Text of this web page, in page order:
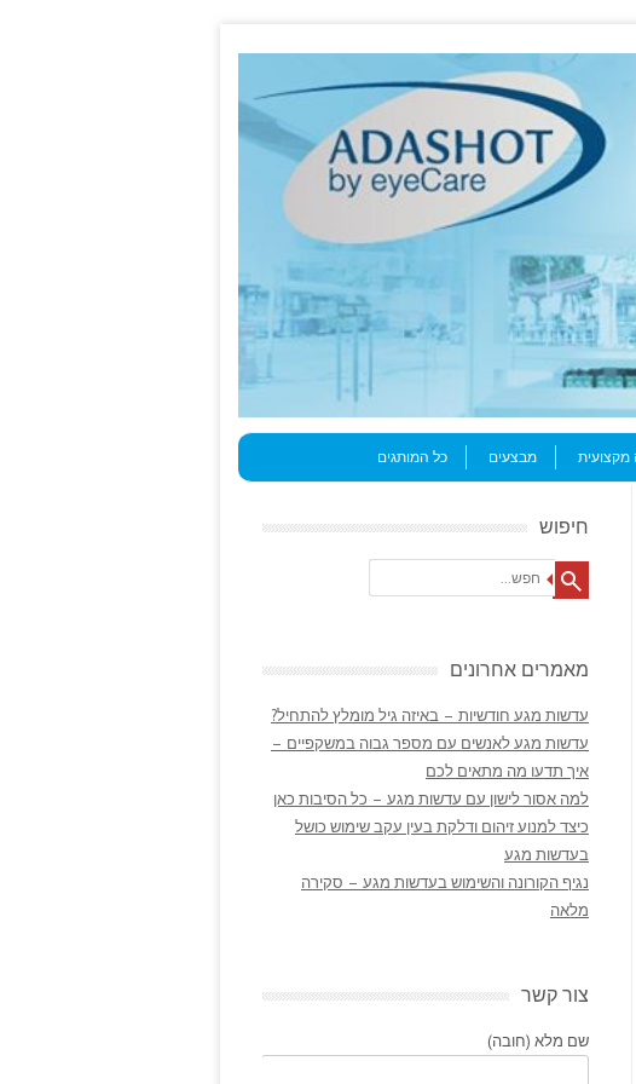
מקצועית מבצעים כל המותגים
חיפוש
Search
מאמרים אחרונים
עדשות מגע חודשיות – באיזה גיל מומלץ להתחיל?
עדשות מגע לאנשים עם מספר גבוה במשקפיים –
איך תדעו מה מתאים לכם
למה אסור לישון עם עדשות מגע – כל הסיבות כאן
כיצד למנוע זיהום ודלקת בעין עקב שימוש כושל
בעדשות מגע
נגיף הקורונה והשימוש בעדשות מגע – סקירה
מלאה
צור קשר
שם מלא (חובה)